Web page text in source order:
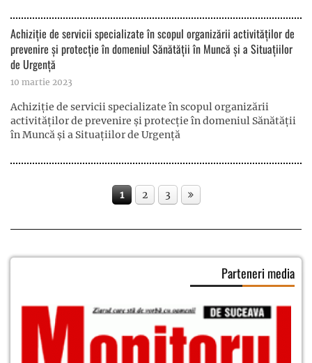
Achiziție de servicii specializate în scopul organizării activităților de
prevenire și protecție în domeniul Sănătății în Muncă și a Situațiilor
de Urgență
10 martie 2023
Achiziție de servicii specializate în scopul organizării
activităților de prevenire și protecție în domeniul Sănătății
în Muncă și a Situațiilor de Urgență
1 2 3
Parteneri media